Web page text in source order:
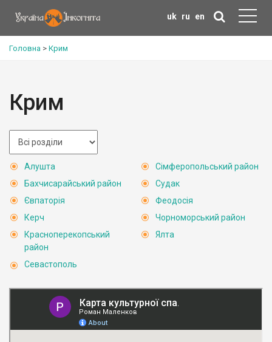
uk ru en
Головна > Крим
Крим
Алушта
Бахчисарайський район
Євпаторія
Керч
Красноперекопський
район
Севастополь
Сімферопольський район
Судак
Феодосія
Чорноморський район
Ялта